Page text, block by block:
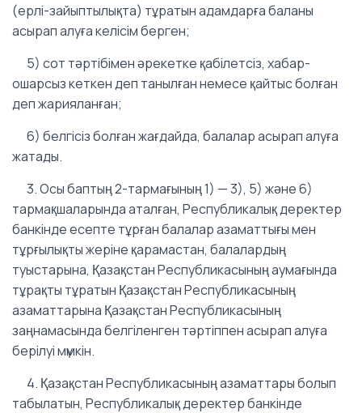
(ерлі-зайыптылықта) тұратын адамдарға баланы
асырап алуға келісім берген;
5) сот тәртібімен әрекетке қабілетсіз, хабар-
ошарсыз кеткен деп танылған немесе қайтыс болған
деп жарияланған;
6) белгісіз болған жағдайда, балалар асырап алуға
жатады.
3. Осы баптың 2-тармағының 1) — 3), 5) және 6)
тармақшаларында аталған, Республикалық деректер
банкінде есепте тұрған балалар азаматтығы мен
тұрғылықты жеріне қарамастан, балалардың
туыстарына, Қазақстан Республикасының аумағында
тұрақты тұратын Қазақстан Республикасының
азаматтарына Қазақстан Республикасының
заңнамасында белгіленген тәртіппен асырап алуға
берілуі мүмкін.
4. Қазақстан Республикасының азаматтары болып
табылатын, Республикалық деректер банкінде